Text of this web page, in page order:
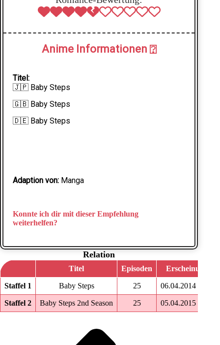
Anime Informationen ⍰
Titel:
🇯🇵 Baby Steps
🇬🇧 Baby Steps
🇩🇪 Baby Steps
Adaption von: Manga
Konnte ich dir mit dieser Empfehlung
weiterhelfen?
Relation
Titel Episoden
Staffel 1 Baby Steps 25 06.04.2014 ‑
Staffel 2 Baby Steps 2nd Season 25 05.04.2015 ‑